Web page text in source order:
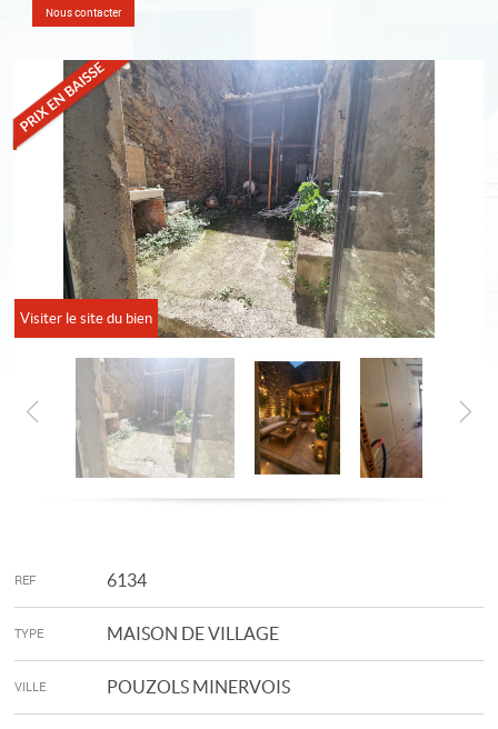
Nous contacter
Visiter le site du bien
REF 6134
TYPE MAISON DE VILLAGE
VILLE POUZOLS MINERVOIS